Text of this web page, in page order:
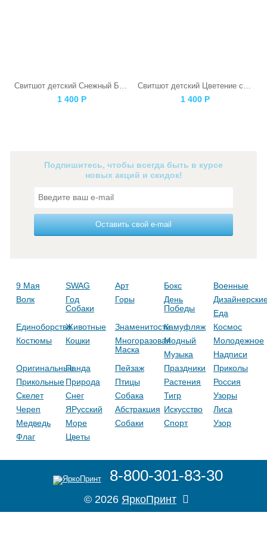
Свитшот детский Снежный Барс
1 400 Р
Свитшот детский Цветение сакуры
1 400 Р
Подпишитесь, чтобы всегда быть в курсе
новых акций и скидок!
Оставить свой e-mail
9 Мая SWAG Арт Бокс
Военные
Волк
Год
Собаки
Горы
День
Победы
Еда
ЕдиноборстваЖивотные ЗнаменитостиКамуфляж
Космос
Костюмы
Кошки
Многоразовая
Маска
Модный
Молодежное
Музыка
Надписи
ОригинальныеПанда Пейзаж Праздники
Приколы
ПрикольныеПрирода Птицы Растения
Россия
Скелет
Снег Собака Тигр
Узоры
Череп
ЯРусский Абстракция Искусство
Лиса
Медведь
Море Собаки Спорт
Узор
Флаг
Цветы
8-800-301-83-30
© 2026 ЯркоПринт